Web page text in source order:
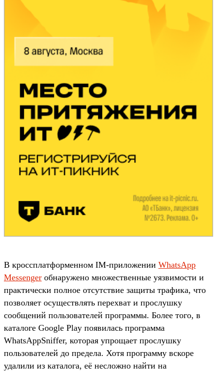
В кроссплатформенном IM-приложении WhatsApp
Messenger обнаружено множественные уязвимости и
практически полное отсутствие защиты трафика, что
позволяет осуществлять перехват и прослушку
сообщений пользователей программы. Более того, в
каталоге Google Play появилась программа
WhatsAppSniffer, которая упрощает прослушку
пользователей до предела. Хотя программу вскоре
удалили из каталога, её несложно найти на